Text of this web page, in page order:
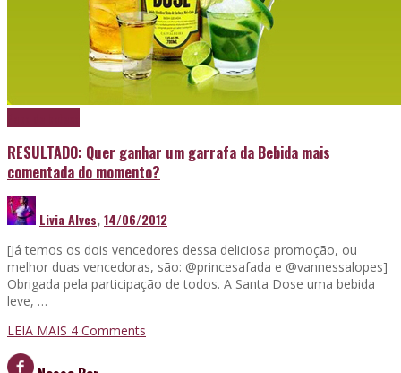
RESULTADO: Quer ganhar um garrafa da Bebida mais
comentada do momento?
Livia Alves,14/06/2012
[Já temos os dois vencedores dessa deliciosa promoção, ou
melhor duas vencedoras, são: @princesafada e @vannessalopes]
Obrigada pela participação de todos. A Santa Dose uma bebida
leve, …
LEIA MAIS 4 Comments